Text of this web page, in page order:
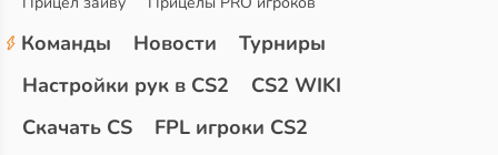
Команды Новости
Турниры
Настройки рук в CS2
CS2 WIKI
Скачать CS
FPL игроки CS2